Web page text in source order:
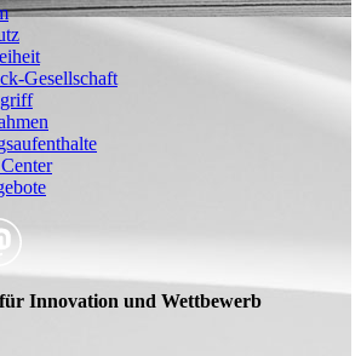
Gesellschaft
Innovation und Wettbewerb